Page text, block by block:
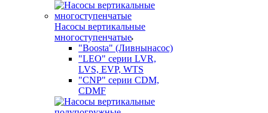
Насосы вертикальные
многоступенчатые
"Boosta" (Ливнынасос)
"LEO" серии LVR,
LVS, EVP, WTS
"CNP" серии CDM,
CDMF